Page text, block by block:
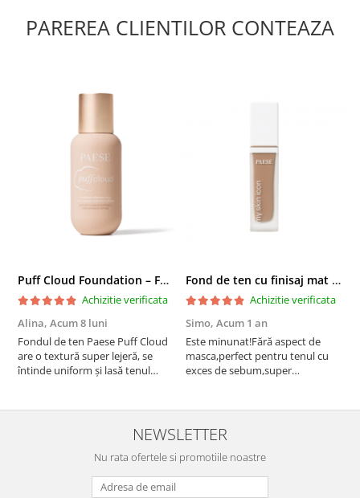
PAREREA CLIENTILOR CONTEAZA
Puff Cloud Foundation – Fond de ten cu efect natural
Achizitie verificata
Alina, Acum 8 luni
Fondul de ten Paese Puff Cloud
are o textură super lejeră, se
întinde uniform și lasă tenul
rezistă bine toată ziua și nu
oxidează. Se simte ca o cremă
hidratantă pe piele. Un f...
Fond de ten cu finisaj mat si satinat, 3C ALMOND - 33 ml
Achizitie verificata
Simo, Acum 1 an
Este minunat!Fără aspect de
masca,perfect pentru tenul cu
exces de sebum,super
NEWSLETTER
Nu rata ofertele si promotiile noastre